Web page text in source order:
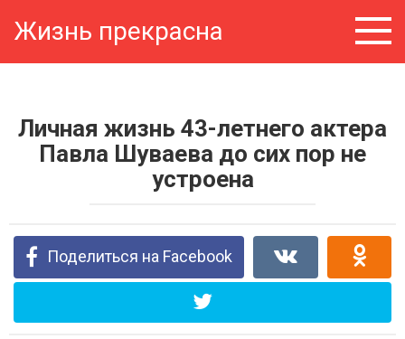
Жизнь прекрасна
Личная жизнь 43-летнего актера
Павла Шуваева до сих пор не
устроена
Поделиться на Facebook